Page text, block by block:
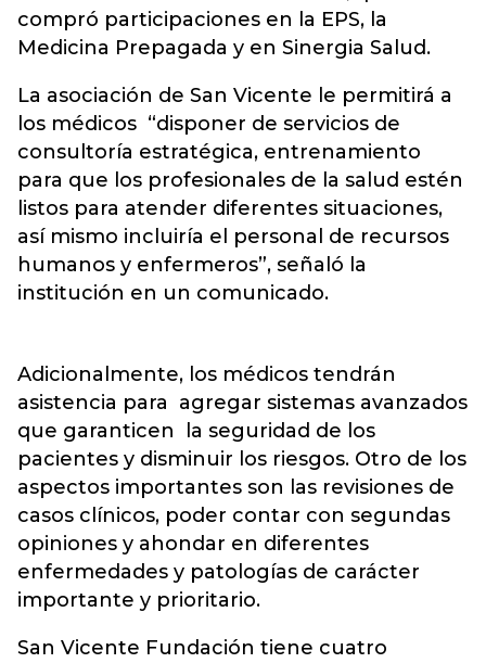
compró participaciones en la EPS, la
Medicina Prepagada y en Sinergia Salud.
La asociación de San Vicente le permitirá a
los médicos “disponer de servicios de
consultoría estratégica, entrenamiento
para que los profesionales de la salud estén
listos para atender diferentes situaciones,
así mismo incluiría el personal de recursos
humanos y enfermeros”, señaló la
institución en un comunicado.
Adicionalmente, los médicos tendrán
asistencia para agregar sistemas avanzados
que garanticen la seguridad de los
pacientes y disminuir los riesgos. Otro de los
aspectos importantes son las revisiones de
casos clínicos, poder contar con segundas
opiniones y ahondar en diferentes
enfermedades y patologías de carácter
importante y prioritario.
San Vicente Fundación tiene cuatro